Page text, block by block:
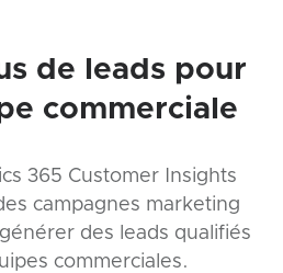
de leads pour
commerciale
365 Customer Insights
campagnes marketing
des leads qualifiés
commerciales.